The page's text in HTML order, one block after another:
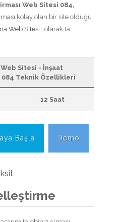
Web Sitesi 084,
kolay olan bir site olduğu
Web Sitesi , olarak ta
Sitesi - İnşaat
084 Teknik Özellikleri
12 Saat
Başla Demo